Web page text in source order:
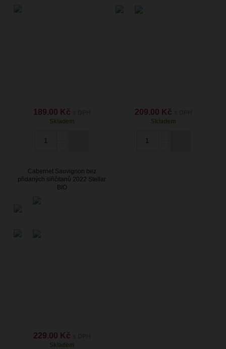
189.00 Kč
Skladem
209.00 Kč
Skladem
Cabernet Sauvignon bez
přidaných siřičitanů 2022 Stellar
BIO
229.00 Kč
Skladem